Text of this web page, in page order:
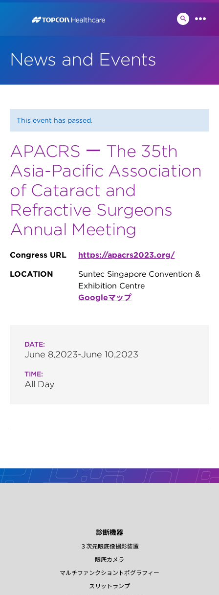
検
News and Events
This event has passed.
APACRS ー The 35th
Asia-Pacific Association
of Cataract and
Refractive Surgeons
Annual Meeting
Congress URL
https://apacrs2023.org/
LOCATION
Suntec Singapore Convention &
Exhibition Centre
Googleマップ
DATE:
June 8,2023-June 10,2023
TIME:
All Day
診断機器
３次元眼底像撮影装置
眼底カメラ
マルチファンクショントポグラフィー
スリットランプ